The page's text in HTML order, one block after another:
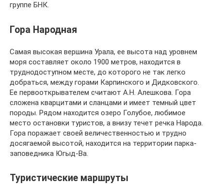
группе БНК.
Гора Народная
Самая высокая вершина Урала, ее высота над уровнем
моря составляет около 1900 метров, находится в
труднодоступном месте, до которого не так легко
добраться, между горами Карпинского и Дидковского.
Ее первооткрывателем считают А.Н. Алешкова. Гора
сложена кварцитами и сланцами и имеет темный цвет
породы. Рядом находится озеро Голубое, любимое
место остановки туристов, а внизу течет речка Народа.
Гора поражает своей величественностью и трудно
досягаемой высотой, находится на территории парка-
заповедника Югыд-Ва.
Туристические маршруты